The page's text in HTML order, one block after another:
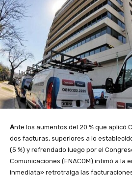
Ante los aumentos del 20 % que aplicó
dos facturas, superiores a lo
(5 %) y refrendado luego por el
Comunicaciones (ENACOM) intimó a la
inmediata» retrotraiga las